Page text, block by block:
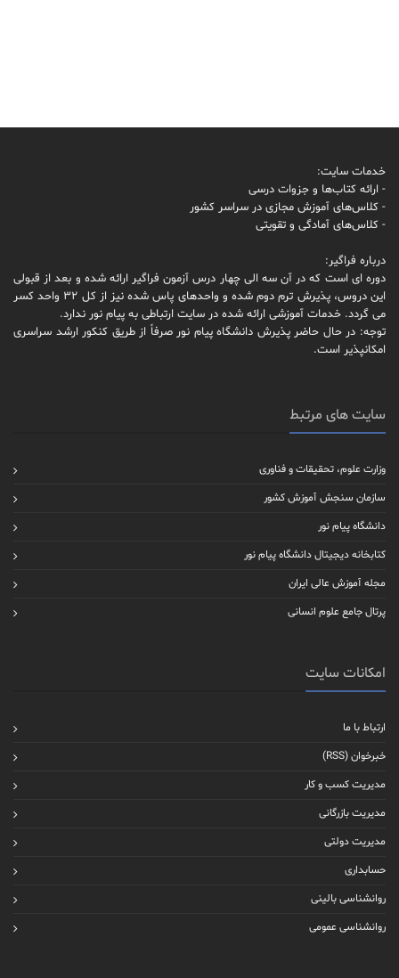
خدمات سایت:
- ارائه کتاب‌ها و جزوات درسی
- کلاس‌های آموزش مجازی در سراسر کشور
- کلاس‌های آمادگی و تقویتی
درباره فراگیر:
دوره ای است که در آن سه الی چهار درس آزمون فراگیر ارائه شده و بعد از قبولی
این دروس، پذیرش ترم دوم شده و واحدهای پاس شده نیز از کل 32 واحد کسر
می گردد. خدمات آموزشی ارائه شده در سایت ارتباطی به پیام نور ندارد.
توجه: در حال حاضر پذیرش دانشگاه پیام نور صرفاً از طریق کنکور ارشد سراسری
امکانپذیر است.
سایت های مرتبط
وزارت علوم، تحقیقات و فناوری
سازمان سنجش آموزش کشور
دانشگاه پیام نور
کتابخانه دیجیتال دانشگاه پیام نور
مجله آموزش عالی ایران
پرتال جامع علوم انسانی
امکانات سایت
ارتباط با ما
خبرخوان (RSS)
مدیریت کسب و کار
مدیریت بازرگانی
مدیریت دولتی
حسابداری
روانشناسی بالینی
روانشناسی عمومی